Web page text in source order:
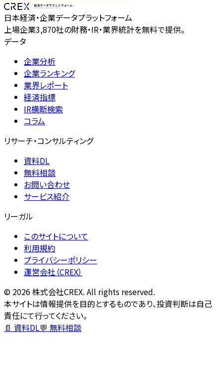
日本経済・企業データプラットフォーム
上場企業3,870社の財務・IR・業界統計を無料で提供。
データ
企業分析
企業ランキング
業界レポート
経済指標
IR横断検索
コラム
リサーチ・コンサルティング
資料DL
無料相談
お問い合わせ
サービス紹介
リーガル
このサイトについて
利用規約
プライバシーポリシー
運営会社（CREX）
© 2026株式会社CREX. All rights reserved.
本サイトは情報提供を目的とするものであり、投資判断は自己
責任にて行ってください。
📄 資料DL💬 無料相談